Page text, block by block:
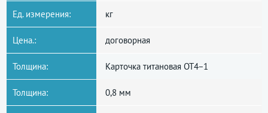
Ед. измерения: кг
Цена.: договорная
Толщина: Карточка титановая ОТ4−1
Толщина: 0,8 мм